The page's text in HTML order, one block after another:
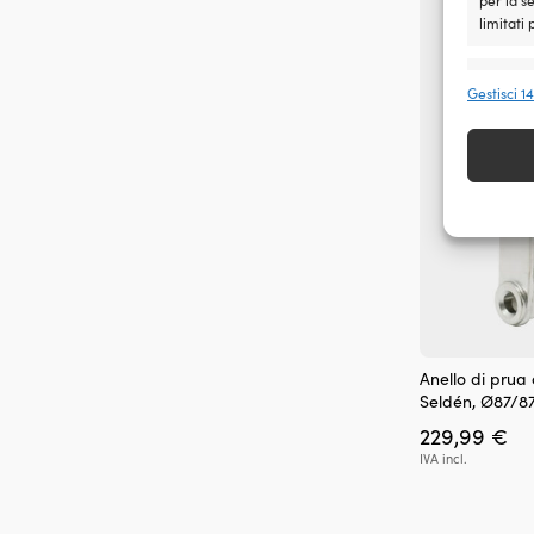
limitati
errori,
Gestisci
Anello di prua
Seldén, Ø87/
229,99 €
IVA incl.